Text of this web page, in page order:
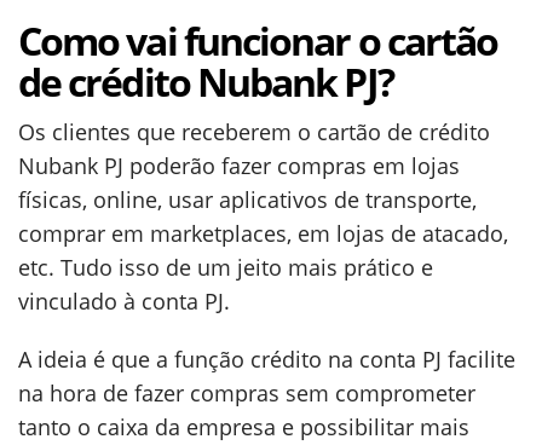
Como vai funcionar o cartão
de crédito Nubank PJ?
Os clientes que receberem o cartão de crédito
Nubank PJ poderão fazer compras em lojas
físicas, online, usar aplicativos de transporte,
comprar em marketplaces, em lojas de atacado,
etc. Tudo isso de um jeito mais prático e
vinculado à conta PJ.
A ideia é que a função crédito na conta PJ facilite
na hora de fazer compras sem comprometer
tanto o caixa da empresa e possibilitar mais